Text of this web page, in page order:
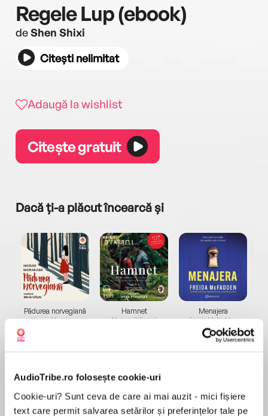
AudioTribe.ro folosește cookie-uri
Cookie-uri? Sunt ceva de care ai mai auzit - mici fișiere
text care permit salvarea setărilor și preferințelor tale pe
Regele Lup (ebook)
deShen Shixi
Citești nelimitat
Adaugă la wishlist
Citește gratuit
Dacă ți-a plăcut încearcă și
Pădurea norvegiană
Haruki Murakami
Hamnet
Maggie O'Farrell
Menajera
Freida McFadden